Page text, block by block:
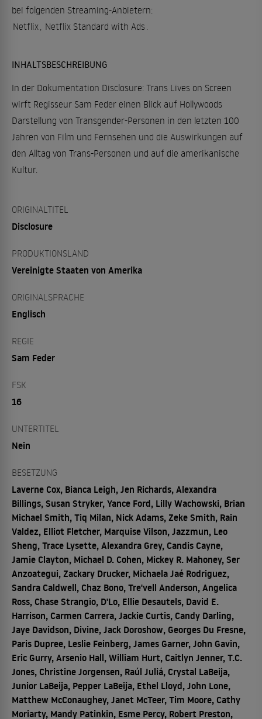
bei folgenden Streaming-Anbietern:
Netflix Netflix Standard with Ads
INHALTSBESCHREIBUNG
In der Dokumentation Disclosure: Trans Lives on Screen
wirft Regisseur Sam Feder einen Blick auf Hollywoods
Darstellung von Transgender-Personen in den letzten 100
Jahren von Film und Fernsehen und die Auswirkungen auf
den Alltag von Trans-Personen und auf die amerikanische
Kultur.
ORIGINALTITEL
Disclosure
PRODUKTIONSLAND
Vereinigte Staaten von Amerika
ORIGINALSPRACHE
Englisch
REGIE
Sam Feder
FSK
16
UNTERTITEL
Nein
BESETZUNG
Laverne Cox, Bianca Leigh, Jen Richards, Alexandra
Billings, Susan Stryker, Yance Ford, Lilly Wachowski, Brian
Michael Smith, Tiq Milan, Nick Adams, Zeke Smith, Rain
Valdez, Elliot Fletcher, Marquise Vilson, Jazzmun, Leo
Sheng, Trace Lysette, Alexandra Grey, Candis Cayne,
Jamie Clayton, Michael D. Cohen, Mickey R. Mahoney, Ser
Anzoategui, Zackary Drucker, Michaela Jaé Rodriguez,
Sandra Caldwell, Chaz Bono, Tre'vell Anderson, Angelica
Ross, Chase Strangio, D'Lo, Ellie Desautels, David E.
Harrison, Carmen Carrera, Jackie Curtis, Candy Darling,
Jaye Davidson, Divine, Jack Doroshow, Georges Du Fresne,
Paris Dupree, Leslie Feinberg, James Garner, John Gavin,
Eric Gurry, Arsenio Hall, William Hurt, Caitlyn Jenner, T.C.
Jones, Christine Jorgensen, Raúl Juliá, Crystal LaBeija,
Junior LaBeija, Pepper LaBeija, Ethel Lloyd, John Lone,
Matthew McConaughey, Janet McTeer, Tim Moore, Cathy
Moriarty, Mandy Patinkin, Esme Percy, Robert Preston,